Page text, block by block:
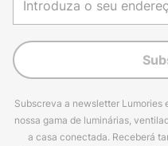
Subscreva a newsletter
nossa gama de luminárias,
a casa conectada. Receberá